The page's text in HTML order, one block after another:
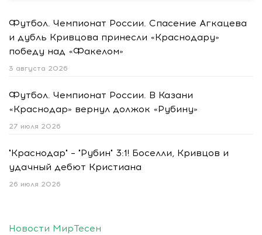
Футбол. Чемпионат России. Спасение Агкацева
и дубль Кривцова принесли «Краснодару»
победу над «Факелом»
3 августа 2026
Футбол. Чемпионат России. В Казани
«Краснодар» вернул должок «Рубину»
27 июля 2026
"Краснодар" – "Рубин" 3:1! Боселли, Кривцов и
удачный дебют Кристиана
26 июля 2026
Новости МирТесен